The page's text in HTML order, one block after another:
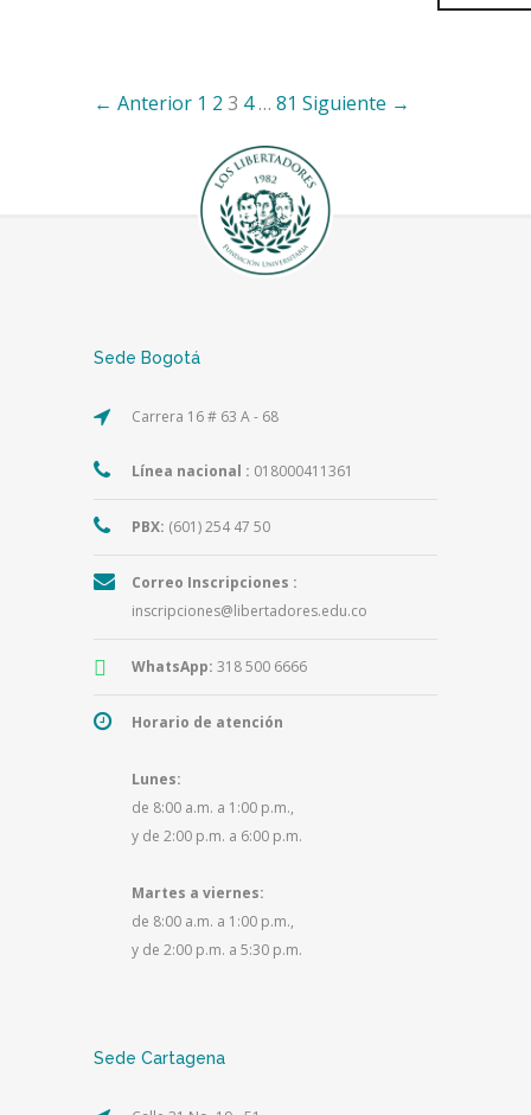
← Anterior 1 2 3 4 … 81 Siguiente →
Sede Bogotá
Carrera 16 # 63 A - 68
Línea nacional : 018000411361
PBX: (601) 254 47 50
Correo Inscripciones :
inscripciones@libertadores.edu.co
WhatsApp: 318 500 6666
Horario de atención
Lunes:
de 8:00 a.m. a 1:00 p.m.,
y de 2:00 p.m. a 6:00 p.m.
Martes a viernes:
de 8:00 a.m. a 1:00 p.m.,
y de 2:00 p.m. a 5:30 p.m.
Sede Cartagena